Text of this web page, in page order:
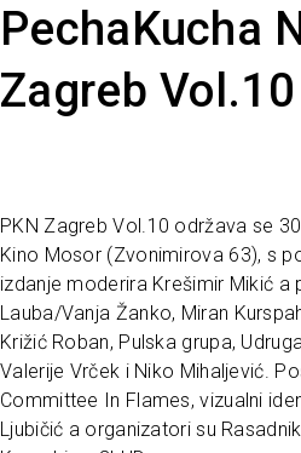
PechaKucha
Zagreb Vol.10
PKN Zagreb Vol.10 održava se
Kino Mosor (Zvonimirova 63), s
izdanje moderira Krešimir Mikić a
Lauba/Vanja Žanko, Miran
Križić Roban, Pulska grupa,
Valerije Vrček i Niko Mihaljević.
Committee In Flames, vizualni
Ljubičić a organizatori su